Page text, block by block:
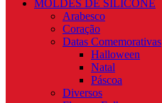
MOLDES DE SILICONE
Arabesco
Coração
Datas Comemorativas
Halloween
Natal
Páscoa
Diversos